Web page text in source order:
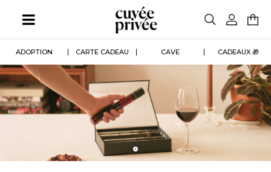
contenu
ADOPTION CARTE CADEAU CAVE CADEAUX 🎁